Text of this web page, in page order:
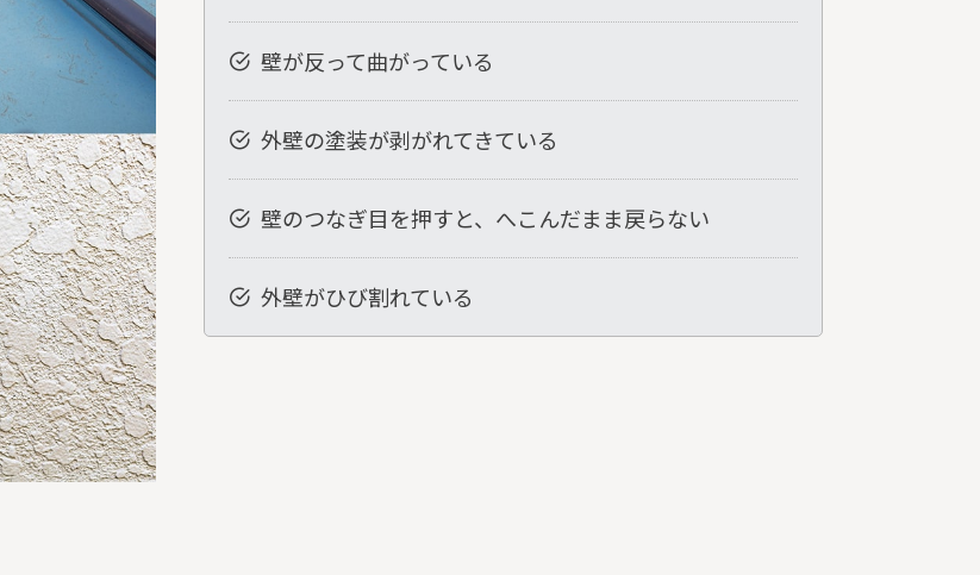
壁が反って曲がっている
外壁の塗装が剥がれてきている
壁のつなぎ目を押すと、へこんだまま戻らない
外壁がひび割れている